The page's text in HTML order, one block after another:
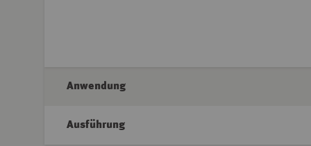
Anwendung
Ausführung